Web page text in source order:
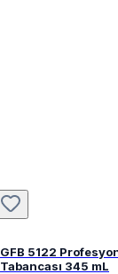
GFB 5122
Tabancası 345 mL